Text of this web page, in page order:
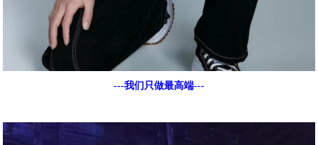
---我们只做最高端---